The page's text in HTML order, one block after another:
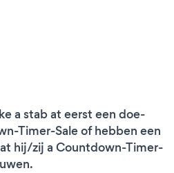
a stab at eerst een doe-
Timer-Sale of hebben een
hij/zij a Countdown-Timer-